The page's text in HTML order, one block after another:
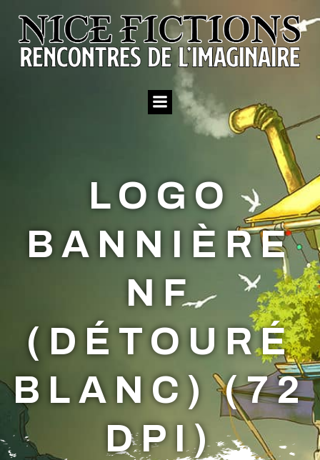
Aller
au
contenu
LOGO
BANNIÈRE
NF
(DÉTOURÉ
BLANC) (72
DPI)